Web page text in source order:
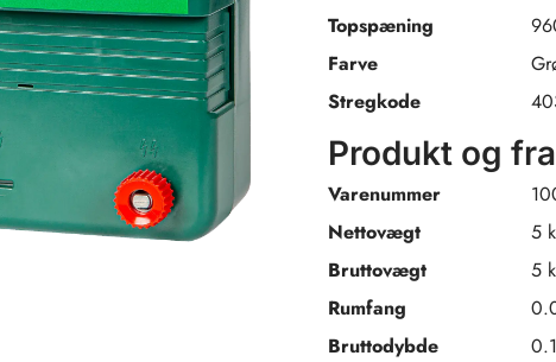
Topspæning
Farve
Stregkode
Produkt og
Varenummer
Nettovægt
5
Bruttovægt
5
Rumfang
Bruttodybde